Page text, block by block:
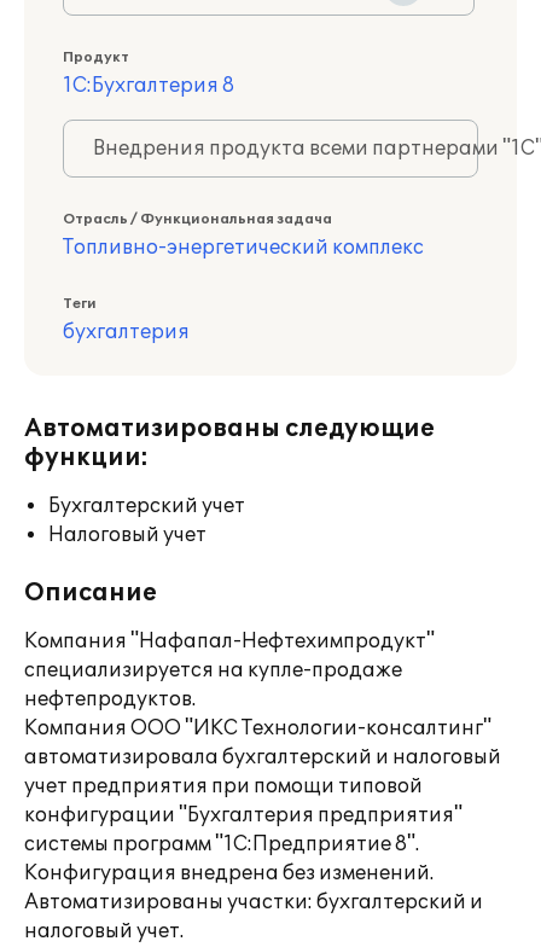
Продукт
1С:Бухгалтерия 8
Внедрения продукта всеми партнерами
Отрасль / Функциональная задача
Топливно-энергетический комплекс
Теги
бухгалтерия
Автоматизированы следующие
функции:
Бухгалтерский учет
Налоговый учет
Описание
Компания "Нафапал-Нефтехимпродукт"
специализируется на купле-продаже
нефтепродуктов.
Компания ООО "ИКС Технологии-консалтинг"
автоматизировала бухгалтерский и налоговый
учет предприятия при помощи типовой
конфигурации "Бухгалтерия предприятия"
системы программ "1С:Предприятие 8".
Конфигурация внедрена без изменений.
Автоматизированы участки: бухгалтерский и
налоговый учет.